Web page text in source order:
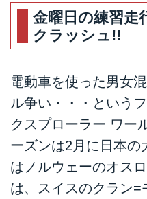
金曜日の練習走
クラッシュ!!
電動車を使った男女
ル争い・・・という
クスプローラー ワー
ーズンは2月に日本の
はノルウェーのオス
は、スイスのクラン=